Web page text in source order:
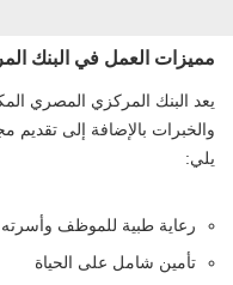
مميزات العمل في البنك
يعد البنك المركزي المصري
والخبرات بالإضافة إلى تقديم
يلي:
رعاية طبية للموظف وأسرته
تأمين شامل على الحياة